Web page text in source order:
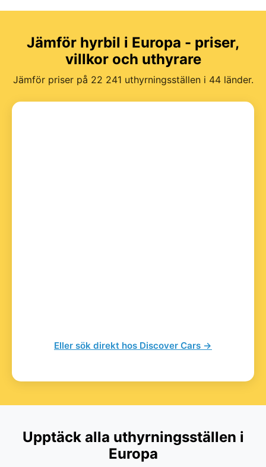
Jämför hyrbil i Europa - priser,
villkor och uthyrare
Jämför priser på 22 241 uthyrningsställen i 44 länder.
Eller sök direkt hos Discover Cars →
Upptäck alla uthyrningsställen i
Europa